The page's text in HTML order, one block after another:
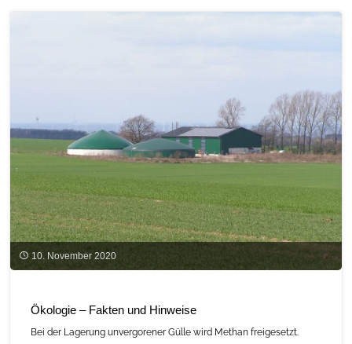
10. November 2020
Ökologie – Fakten und Hinweise
Bei der Lagerung unvergorener Gülle wird Methan freigesetzt.